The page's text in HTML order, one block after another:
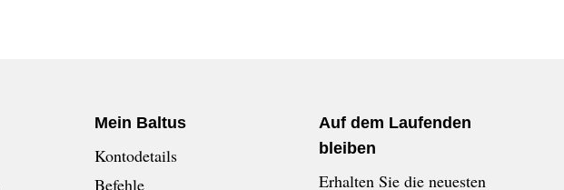
Mein Baltus
Kontodetails
Befehle
Auf dem Laufenden
bleiben
Erhalten Sie die neuesten